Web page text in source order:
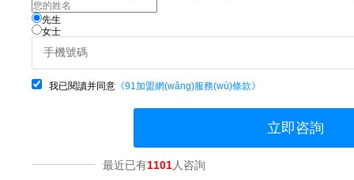
先生
女士
我已閱讀并同意 《91加盟網(wǎng)服務(wù)條款》
立即咨詢
最近已有1101人咨詢